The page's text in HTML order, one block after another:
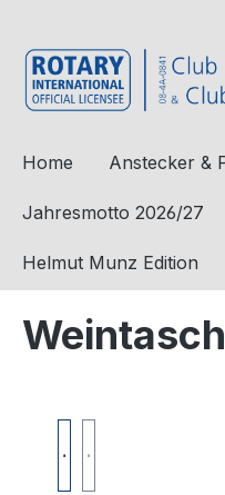
Home Anstecker &
Jahresmotto 2026/27
Helmut Munz Edition